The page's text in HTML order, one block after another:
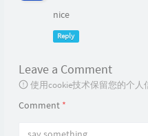
nice
Reply
Leave a Comment
使用cookie技术保留您的个
Comment *